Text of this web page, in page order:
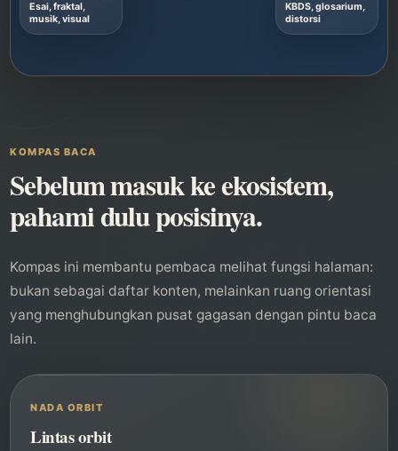
KBDS, glosarium,
distorsi
Esai, fraktal,
musik, visual
KOMPAS BACA
Sebelum masuk ke ekosistem,
pahami dulu posisinya.
Kompas ini membantu pembaca melihat fungsi halaman:
bukan sebagai daftar konten, melainkan ruang orientasi
yang menghubungkan pusat gagasan dengan pintu baca
lain.
NADA ORBIT
Lintas orbit